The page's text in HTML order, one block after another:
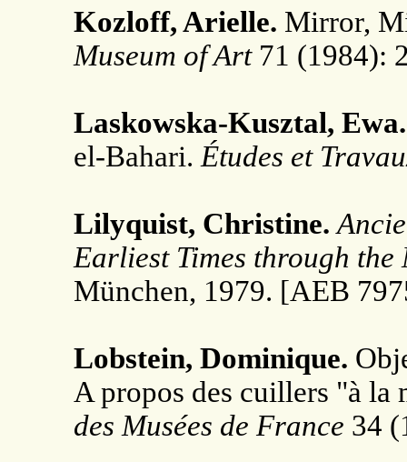
Kozloff, Arielle. Mirror,
Museum of Art71 (1984):
Laskowska-Kusztal, Ewa.
el-Bahari. Études et
Lilyquist, Christine.
Earliest Times through
München, 1979. [AEB
Lobstein, Dominique.
A propos des cuillers "à la
des Musées de France 34